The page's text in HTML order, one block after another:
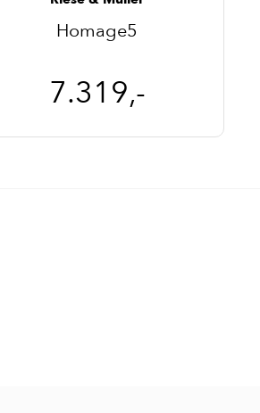
Homage5
7.319,-